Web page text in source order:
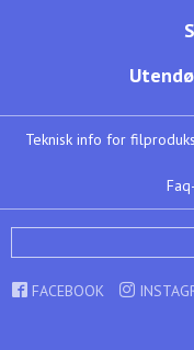
Teknisk info for
FACEBOOK